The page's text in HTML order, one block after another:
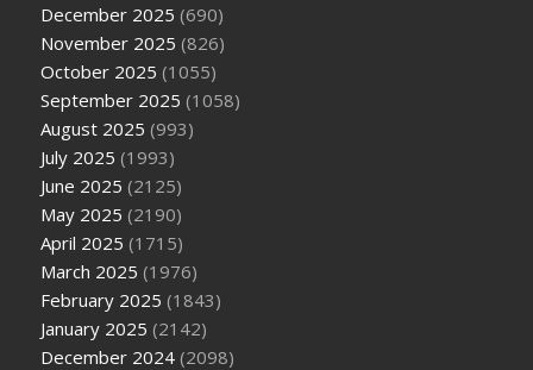
December 2025 (690)
November 2025 (826)
October 2025 (1055)
September 2025 (1058)
August 2025 (993)
July 2025 (1993)
June 2025 (2125)
May 2025 (2190)
April 2025 (1715)
March 2025 (1976)
February 2025 (1843)
January 2025 (2142)
December 2024 (2098)